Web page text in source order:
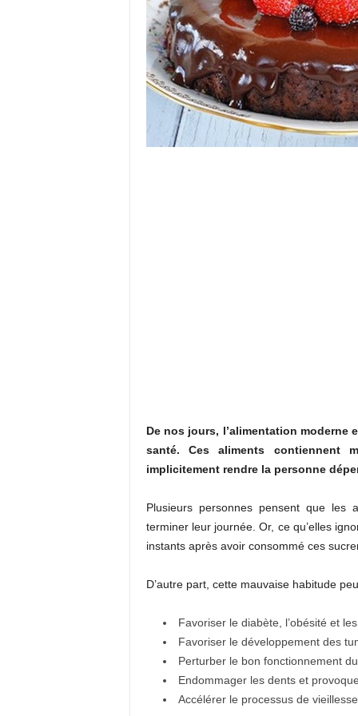
De nos jours, l’alimentation
santé. Ces aliments contiennent
implicitement rendre la personne
Plusieurs personnes pensent que les
terminer leur journée. Or, ce qu’elles
instants après avoir consommé ces
D’autre part, cette mauvaise habitude
Favoriser le diabète, l’obésité et
Favoriser le développement des
Perturber le bon fonctionnement
Endommager les dents et
Accélérer le processus de